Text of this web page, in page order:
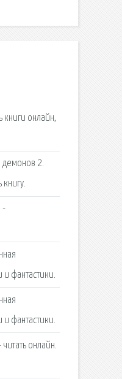
книги онлайн,
демонов 2.
книгу.
-
и фантастики.
и фантастики.
онлайн.